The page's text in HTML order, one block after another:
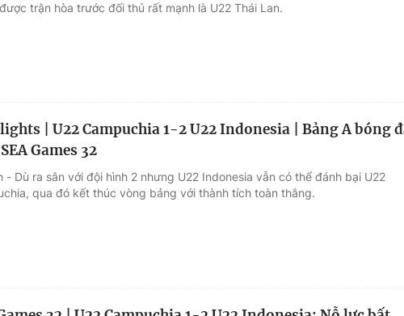
trận hòa trước đối thủ rất mạnh là U22 Thái Lan.
| U22 Campuchia 1-2 U22 Indonesia | Bảng A bóng
Games 32
- Dù ra sân với đội hình 2 nhưng U22 Indonesia vẫn có thể đánh bại U22
qua đó kết thúc vòng bảng với thành tích toàn thắng.